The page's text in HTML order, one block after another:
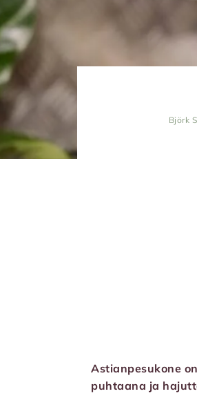
Björk
Astianpesukone
puhtaana ja